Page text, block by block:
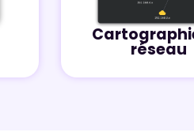
réseau